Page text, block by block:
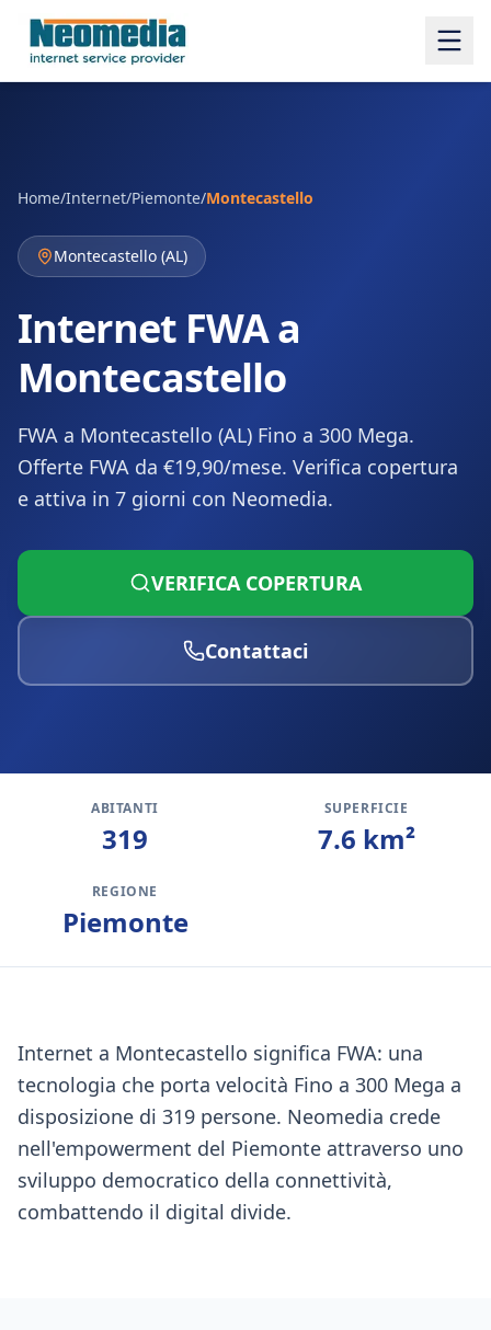
Home/Internet/Piemonte/Montecastello
Montecastello (AL)
Internet FWA a
Montecastello
FWA a Montecastello (AL) Fino a 300 Mega.
Offerte FWA da €19,90/mese. Verifica copertura
e attiva in 7 giorni con Neomedia.
VERIFICA COPERTURA
Contattaci
ABITANTI
319
SUPERFICIE
7.6 km²
REGIONE
Piemonte
Internet a Montecastello significa FWA: una
tecnologia che porta velocità Fino a 300 Mega a
disposizione di 319 persone. Neomedia crede
nell'empowerment del Piemonte attraverso uno
sviluppo democratico della connettività,
combattendo il digital divide.